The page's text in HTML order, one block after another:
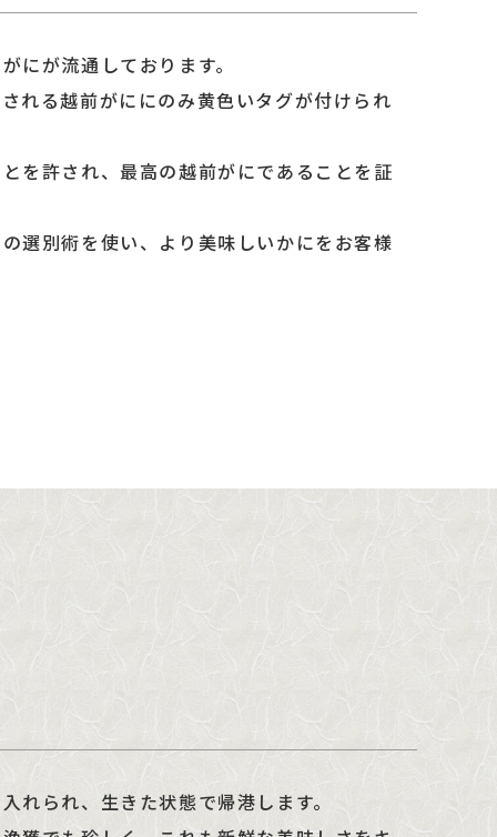
にが流通しております。
れる越前がににのみ黄色いタグが付けられ
を許され、最高の越前がにであることを証
選別術を使い、より美味しいかにをお客様
れられ、生きた状態で帰港します。